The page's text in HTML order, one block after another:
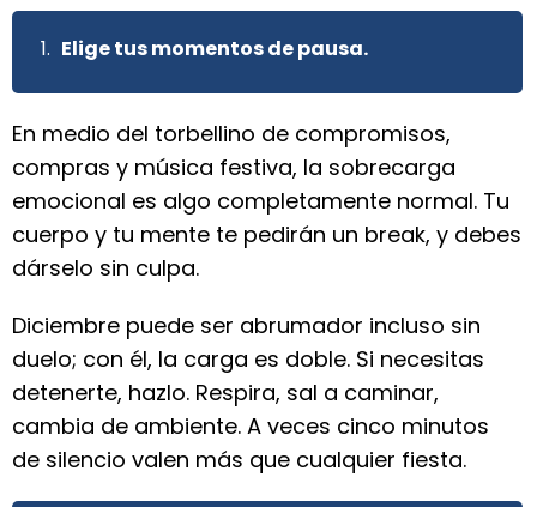
Elige tus momentos de pausa.
En medio del torbellino de compromisos,
compras y música festiva, la sobrecarga
emocional es algo completamente normal. Tu
cuerpo y tu mente te pedirán un break, y debes
dárselo sin culpa.
Diciembre puede ser abrumador incluso sin
duelo; con él, la carga es doble. Si necesitas
detenerte, hazlo. Respira, sal a caminar,
cambia de ambiente. A veces cinco minutos
de silencio valen más que cualquier fiesta.